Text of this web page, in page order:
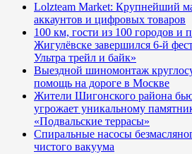
Lolzteam Market: Крупнейший
аккаунтов и цифровых товаров
100 км, гости из 100 городов и
Жигулёвске завершился 6-й
Ультра трейл и байк»
Выездной шиномонтаж
помощь на дороге в Москве
Жители Шигонского района
угрожает уникальному
«Подвальские террасы»
Спиральные насосы
чистого вакуума